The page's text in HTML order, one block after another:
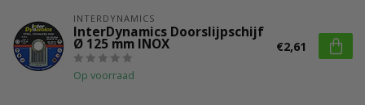
INTERDYNAMICS
InterDynamics Doorslijpschijf
Ø 125 mm INOX
Op voorraad
€2,61